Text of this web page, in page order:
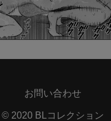
お問い合わせ
© 2020 BLコレクション